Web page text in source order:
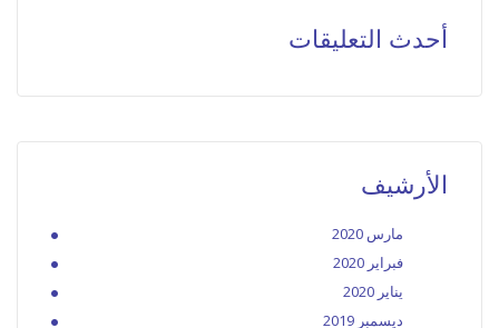
أحدث التعليقات
الأرشيف
مارس 2020
فبراير 2020
يناير 2020
ديسمبر 2019